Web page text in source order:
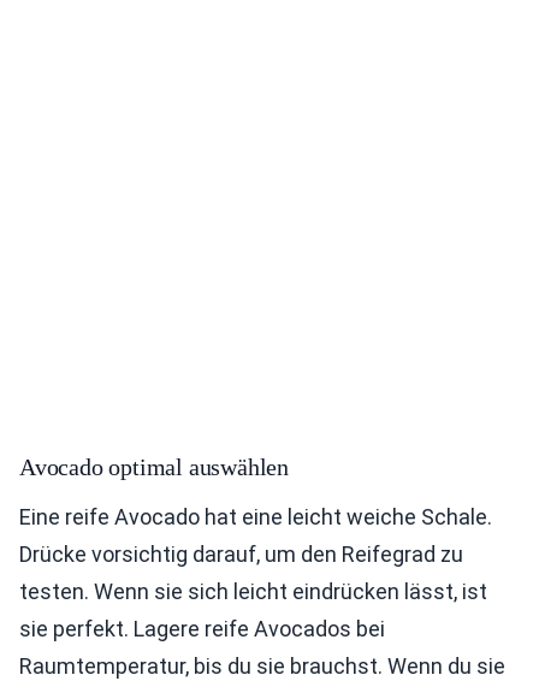
Avocado optimal auswählen
Eine reife Avocado hat eine leicht weiche Schale.
Drücke vorsichtig darauf, um den Reifegrad zu
testen. Wenn sie sich leicht eindrücken lässt, ist
sie perfekt. Lagere reife Avocados bei
Raumtemperatur, bis du sie brauchst. Wenn du sie